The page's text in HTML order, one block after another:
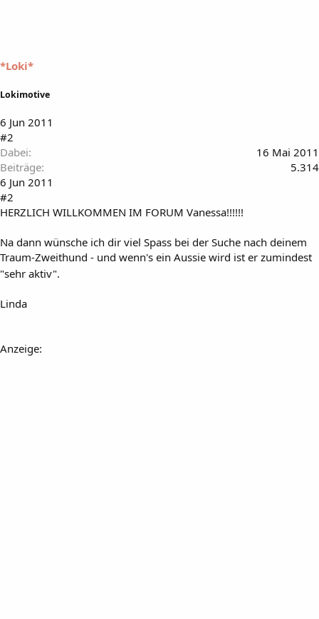
*Loki*
Lokimotive
6 Jun 2011
#2
Dabei
16 Mai 2011
Beiträge
5.314
6 Jun 2011
#2
HERZLICH WILLKOMMEN IM FORUM Vanessa!!!!!!
Na dann wünsche ich dir viel Spass bei der Suche nach deinem
Traum-Zweithund - und wenn's ein Aussie wird ist er zumindest
"sehr aktiv".
Linda
Anzeige: